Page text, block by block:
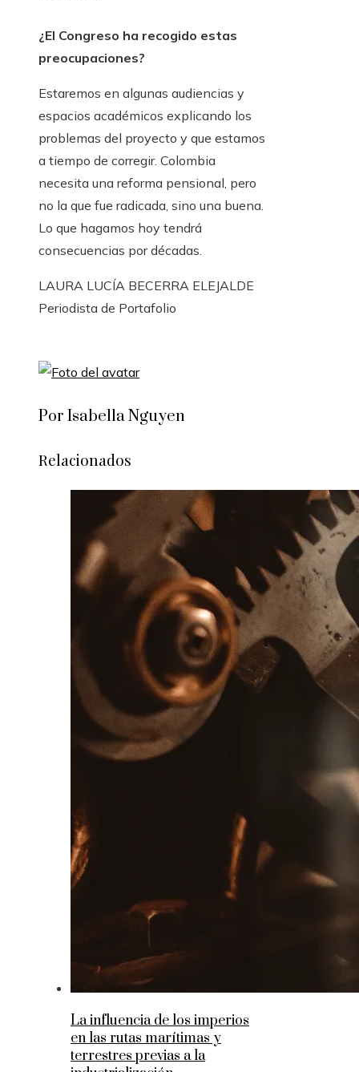
¿El Congreso ha recogido estas
preocupaciones?
Estaremos en algunas audiencias y
espacios académicos explicando los
problemas del proyecto y que estamos
a tiempo de corregir. Colombia
necesita una reforma pensional, pero
no la que fue radicada, sino una buena.
Lo que hagamos hoy tendrá
consecuencias por décadas.
LAURA LUCÍA BECERRA ELEJALDE
Periodista de Portafolio
Por Isabella Nguyen
Relacionados
La influencia de los imperios
en las rutas marítimas y
terrestres previas a la